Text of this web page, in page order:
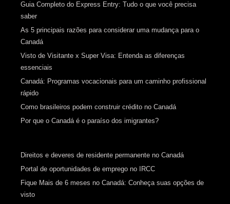
Guia Completo do Express Entry: Tudo o que você precisa
saber
As 5 principais razões para considerar uma mudança para o
Canadá
Visto de Visitante x Super Visa: Entenda as diferenças
essenciais
Canadá: Programas vocacionais para um caminho profissional
rápido
Como brasileiros podem construir crédito no Canadá
Por que o Canadá é o paraíso dos imigrantes?
Direitos e deveres de residente permanente no Canadá
Portal de oportunidades de emprego no IRCC
Fique Mais de 6 meses no Canadá: Conheça suas opções de
visto